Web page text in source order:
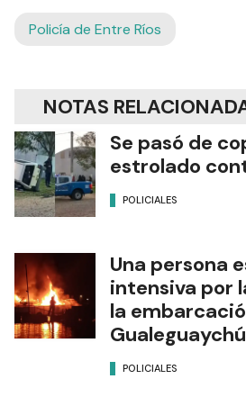
Policía de Entre Ríos
NOTAS
Se pasó de
estrolado
POLICIALES
Una persona
intensiva por
la
Gualeguaychú
POLICIALES